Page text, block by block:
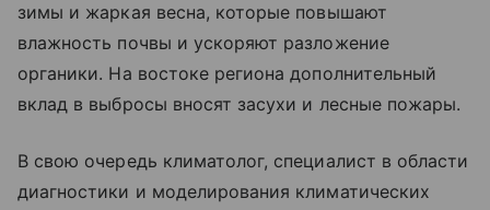
зимы и жаркая весна, которые повышают
влажность почвы и ускоряют разложение
органики. На востоке региона дополнительный
вклад в выбросы вносят засухи и лесные пожары.
В свою очередь климатолог, специалист в области
диагностики и моделирования климатических